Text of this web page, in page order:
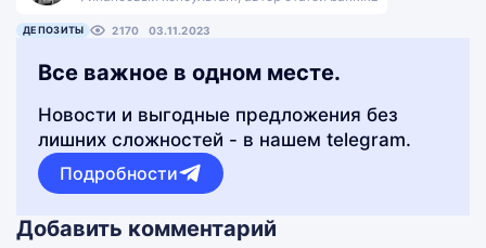
ДЕПОЗИТЫ 2170 03.11.2023
Все важное в одном месте.
Новости и выгодные предложения без
лишних сложностей - в нашем telegram.
Подробности
Добавить комментарий